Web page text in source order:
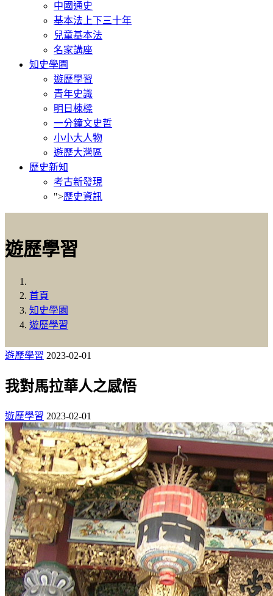
中國通史
基本法上下三十年
兒童基本法
名家講座
知史學園
遊歷學習
青年史識
明日棟樑
一分鐘文史哲
小小大人物
遊歷大灣區
歷史新知
考古新發現
">歷史資訊
遊歷學習
首頁
知史學園
遊歷學習
遊歷學習 2023-02-01
我對馬拉華人之感悟
遊歷學習 2023-02-01